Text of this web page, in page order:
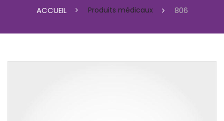
ACCUEIL Produits médicaux 806